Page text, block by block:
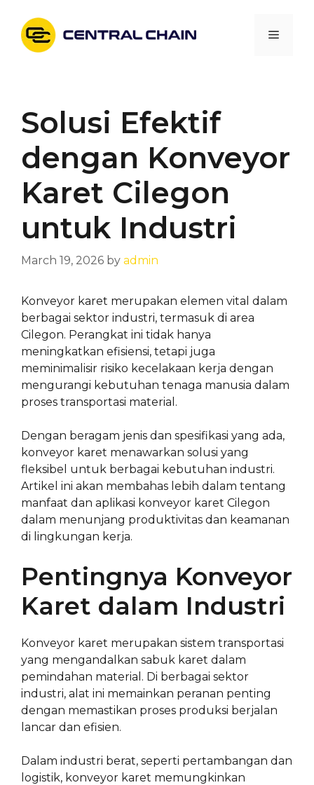
content
Menu
Solusi Efektif
dengan Konveyor
Karet Cilegon
untuk Industri
March 19, 2026 by admin
Konveyor karet merupakan elemen vital dalam
berbagai sektor industri, termasuk di area
Cilegon. Perangkat ini tidak hanya
meningkatkan efisiensi, tetapi juga
meminimalisir risiko kecelakaan kerja dengan
mengurangi kebutuhan tenaga manusia dalam
proses transportasi material.
Dengan beragam jenis dan spesifikasi yang ada,
konveyor karet menawarkan solusi yang
fleksibel untuk berbagai kebutuhan industri.
Artikel ini akan membahas lebih dalam tentang
manfaat dan aplikasi konveyor karet Cilegon
dalam menunjang produktivitas dan keamanan
di lingkungan kerja.
Pentingnya Konveyor
Karet dalam Industri
Konveyor karet merupakan sistem transportasi
yang mengandalkan sabuk karet dalam
pemindahan material. Di berbagai sektor
industri, alat ini memainkan peranan penting
dengan memastikan proses produksi berjalan
lancar dan efisien.
Dalam industri berat, seperti pertambangan dan
logistik, konveyor karet memungkinkan